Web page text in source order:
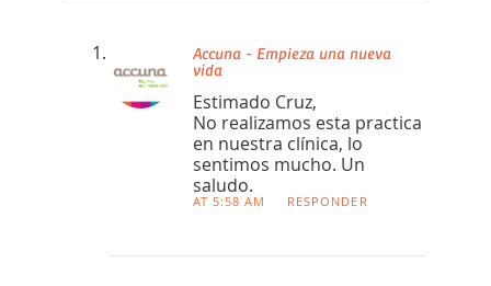
Accuna - Empieza una nueva
vida
Estimado Cruz,
No realizamos esta practica
en nuestra clínica, lo
sentimos mucho. Un
saludo.
AT 5:58 AM RESPONDER